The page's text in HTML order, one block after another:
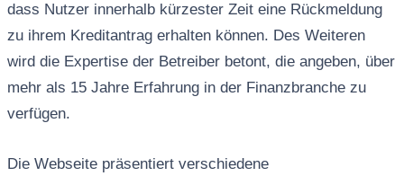
dass Nutzer innerhalb kürzester Zeit eine Rückmeldung
zu ihrem Kreditantrag erhalten können. Des Weiteren
wird die Expertise der Betreiber betont, die angeben, über
mehr als 15 Jahre Erfahrung in der Finanzbranche zu
verfügen.
Die Webseite präsentiert verschiedene